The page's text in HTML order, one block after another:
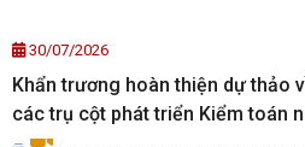
30/07/2026
Khẩn trương hoàn thiện dự thảo
các trụ cột phát triển Kiểm toán